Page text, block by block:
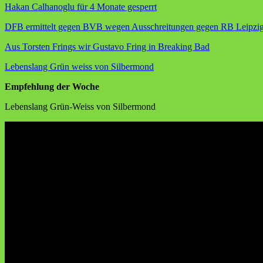
Hakan Calhanoglu für 4 Monate gesperrt
DFB ermittelt gegen BVB wegen Ausschreitungen gegen RB
Aus Torsten Frings wir Gustavo Fring in Breaking Bad
Lebenslang Grün weiss von Silbermond
Empfehlung der Woche
Lebenslang Grün-Weiss von Silbermond